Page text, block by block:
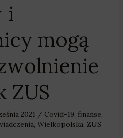
i
mogą
ZUS
2021 / Covid-19, finanse,
, Wielkopolska, ZUS